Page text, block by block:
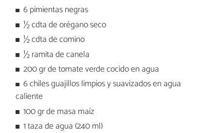
6 pimientas negras
½ cdta de orégano seco
½ cdta de comino
½ ramita de canela
200 gr de tomate verde cocido en agua
6 chiles guajillos limpios y suavizados en agua
caliente
100 gr de masa maíz
1 taza de agua (240 ml)